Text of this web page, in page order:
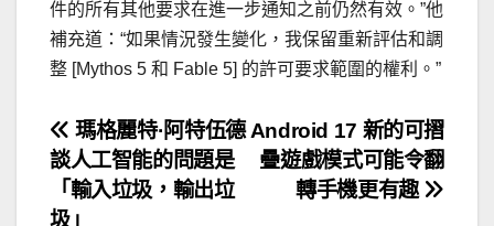
件的所有其他要求在進一步通知之前仍然有效。”他
補充道：“如果情況發生變化，我保留重新評估和調
整 [Mythos 5 和 Fable 5] 的許可要求範圍的權利。”
文
章
Android 17 新的可摺
疊遊戲模式可能令翻
轉手機更有趣
瑪格麗特·阿特伍德
談人工智能的問題是
「輸入垃圾，輸出垃
圾」